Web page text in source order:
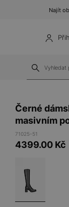
Najít
Černé
masivním
71025-51
4399.00Kč